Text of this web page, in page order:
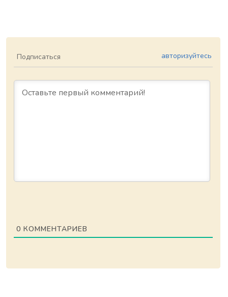
Подписаться авторизуйтесь
0 КОММЕНТАРИЕВ